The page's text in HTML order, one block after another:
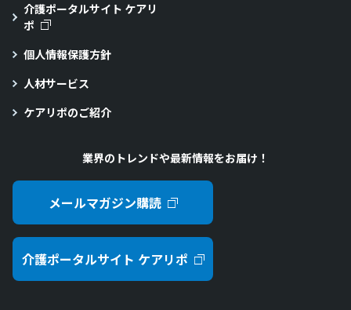
介護ポータルサイト ケアリ
ポ
個人情報保護方針
人材サービス
ケアリポのご紹介
業界のトレンドや最新情報をお届け！
メールマガジン購読
介護ポータルサイト ケアリポ